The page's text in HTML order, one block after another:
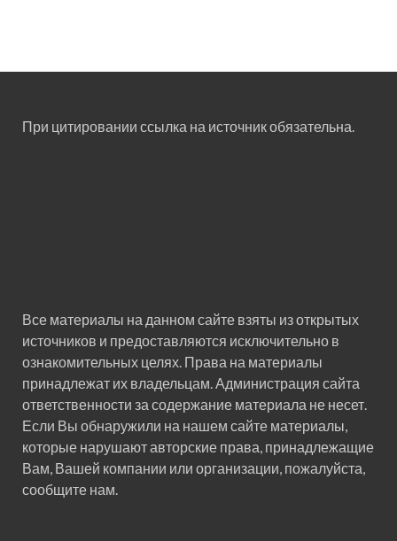
При цитировании ссылка на источник обязательна.
Все материалы на данном сайте взяты из открытых
источников и предоставляются исключительно в
ознакомительных целях. Права на материалы
принадлежат их владельцам. Администрация сайта
ответственности за содержание материала не несет.
Если Вы обнаружили на нашем сайте материалы,
которые нарушают авторские права, принадлежащие
Вам, Вашей компании или организации, пожалуйста,
сообщите нам.